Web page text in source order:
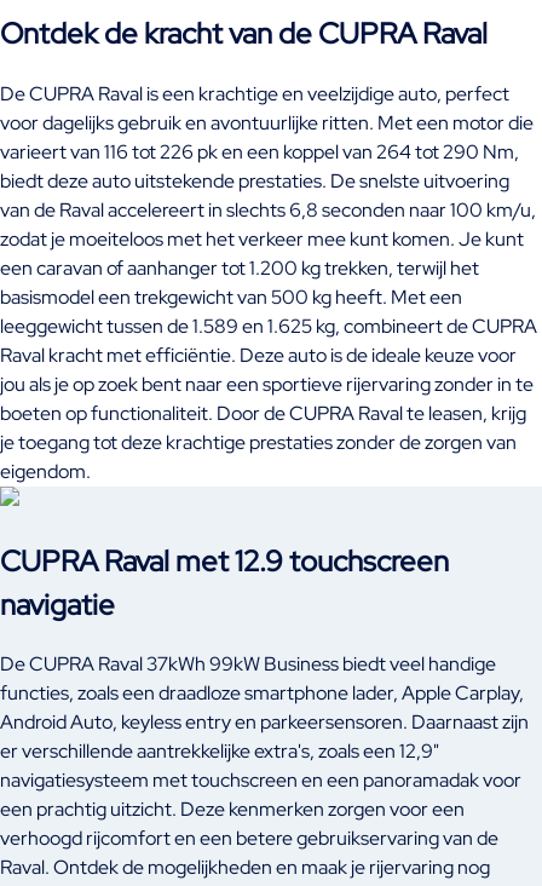
Ontdek de kracht van de CUPRA Raval
De CUPRA Raval is een krachtige en veelzijdige auto, perfect
voor dagelijks gebruik en avontuurlijke ritten. Met een motor die
varieert van 116 tot 226 pk en een koppel van 264 tot 290 Nm,
biedt deze auto uitstekende prestaties. De snelste uitvoering
van de Raval accelereert in slechts 6,8 seconden naar 100 km/u,
zodat je moeiteloos met het verkeer mee kunt komen. Je kunt
een caravan of aanhanger tot 1.200 kg trekken, terwijl het
basismodel een trekgewicht van 500 kg heeft. Met een
leeggewicht tussen de 1.589 en 1.625 kg, combineert de CUPRA
Raval kracht met efficiëntie. Deze auto is de ideale keuze voor
jou als je op zoek bent naar een sportieve rijervaring zonder in te
boeten op functionaliteit. Door de CUPRA Raval te leasen, krijg
je toegang tot deze krachtige prestaties zonder de zorgen van
eigendom.
CUPRA Raval met 12.9 touchscreen
navigatie
De CUPRA Raval 37kWh 99kW Business biedt veel handige
functies, zoals een draadloze smartphone lader, Apple Carplay,
Android Auto, keyless entry en parkeersensoren. Daarnaast zijn
er verschillende aantrekkelijke extra's, zoals een 12,9"
navigatiesysteem met touchscreen en een panoramadak voor
een prachtig uitzicht. Deze kenmerken zorgen voor een
verhoogd rijcomfort en een betere gebruikservaring van de
Raval. Ontdek de mogelijkheden en maak je rijervaring nog